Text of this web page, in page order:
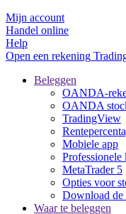
Mijn account
Handel online
Help
Open een rekening
Beleggen
OANDA-
OANDA
TradingView
Mobiele app
Professionele
MetaTrader 5
Opties voor
Download
Waar te beleggen